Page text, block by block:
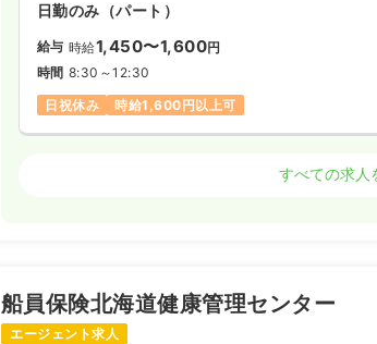
日勤のみ（パート）
給与 時給1,450〜1,600円
時間 8:30～12:30
日祝休み
時給1,600円以上可
日祝休み
ブランク可 時給1,600円以上可
すべての求人
船員保険北海道健康管理センター
エージェント求人